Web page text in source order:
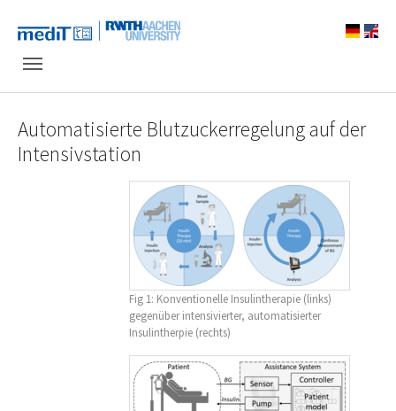
Automatisierte Blutzuckerregelung auf der
Intensivstation
Fig 1: Konventionelle Insulintherapie (links)
gegenüber intensivierter, automatisierter
Insulintherpie (rechts)